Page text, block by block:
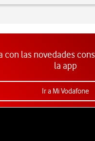
con las novedades
la app
Ir a Mi Vodafone
a las redes sociales de